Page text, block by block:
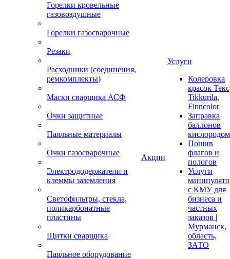
Горелки кровельные
газовоздушные
Горелки газосварочные
Резаки
Расходники (соединения,
ремкомплекты)
Маски сварщика АСФ
Очки защитные
Паяльные материалы
Очки газосварочные
Электрододержатели и
клеммы заземления
Светофильтры, стекла,
поликарбонатные
пластины
Щитки сварщика
Паяльное оборудование
Акции
Услуги
Колеровка
красок
Tikkurila,
Finncolor
Заправка
баллонов
кислородом
Пошив
флагов и
пологов
Услуги
с КМУ для
бизнеса и
частных
заказов |
Мурманск,
область,
ЗАТО